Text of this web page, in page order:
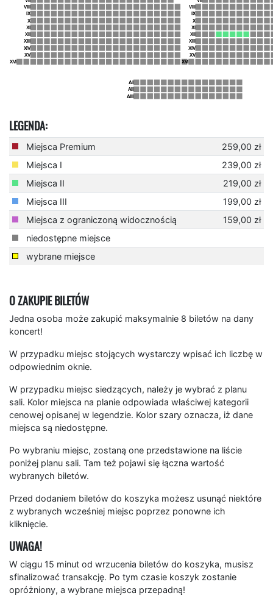
LEGENDA:
Miejsca Premium
259,00 zł
Miejsca I
239,00 zł
Miejsca II
219,00 zł
Miejsca III
199,00 zł
Miejsca z ograniczoną widocznością
159,00 zł
niedostępne miejsce
wybrane miejsce
O ZAKUPIE BILETÓW
Jedna osoba może zakupić maksymalnie 8 biletów na dany
koncert!
W przypadku miejsc stojących wystarczy wpisać ich liczbę w
odpowiednim oknie.
W przypadku miejsc siedzących, należy je wybrać z planu
sali. Kolor miejsca na planie odpowiada właściwej kategorii
cenowej opisanej w legendzie. Kolor szary oznacza, iż dane
miejsca są niedostępne.
Po wybraniu miejsc, zostaną one przedstawione na liście
poniżej planu sali. Tam też pojawi się łączna wartość
wybranych biletów.
Przed dodaniem biletów do koszyka możesz usunąć niektóre
z wybranych wcześniej miejsc poprzez ponowne ich
kliknięcie.
UWAGA!
W ciągu 15 minut od wrzucenia biletów do koszyka, musisz
sfinalizować transakcję. Po tym czasie koszyk zostanie
opróżniony, a wybrane miejsca przepadną!